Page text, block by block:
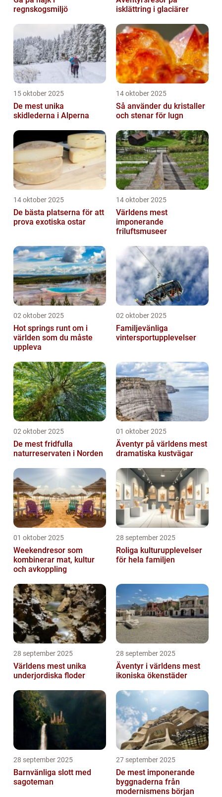
regnskogsmiljö
isklättring i glaciärer
15 oktober 2025
De mest unika
skidlederna i Alperna
14 oktober 2025
Så använder du kristaller
och stenar för lugn
14 oktober 2025
De bästa platserna för att
prova exotiska ostar
14 oktober 2025
Världens mest
imponerande
friluftsmuseer
02 oktober 2025
Hot springs runt om i
världen som du måste
uppleva
02 oktober 2025
Familjevänliga
vintersportupplevelser
02 oktober 2025
De mest fridfulla
naturreservaten i Norden
01 oktober 2025
Äventyr på världens mest
dramatiska kustvägar
01 oktober 2025
Weekendresor som
kombinerar mat, kultur
och avkoppling
28 september 2025
Roliga kulturupplevelser
för hela familjen
28 september 2025
Världens mest unika
underjordiska floder
28 september 2025
Äventyr i världens mest
ikoniska ökenstäder
28 september 2025
Barnvänliga slott med
sagoteman
27 september 2025
De mest imponerande
byggnaderna från
modernismens början